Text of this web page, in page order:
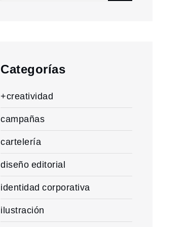
Categorías
+creatividad
campañas
cartelería
diseño editorial
identidad corporativa
ilustración